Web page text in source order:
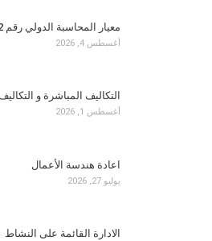
معيار المحاسبة الدولي رقم 2 المخزون IAS 2
أغسطس 4, 2026
التكاليف المباشرة و
أغسطس 1, 2026
اعادة هندسة الأعمال
يوليو 27, 2026
الادارة القائمة على النشاط